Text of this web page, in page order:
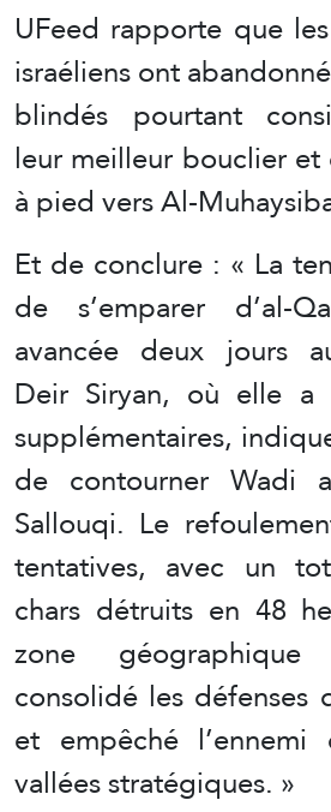
UFeed rapporte que
israéliens ont
blindés pourtant
leur meilleur bouclier
à pied vers Al-
Et de conclure : « La
de s’emparer d’al-
avancée deux jours
Deir Siryan, où elle a
supplémentaires,
de contourner Wadi
Sallouqi. Le
tentatives, avec un
chars détruits en 48
zone
consolidé les défenses
et empêché l’ennemi
vallées stratégiques. »